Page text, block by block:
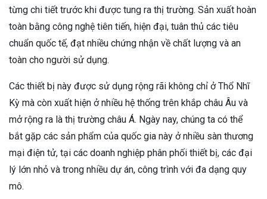
từng chi tiết trước khi được tung ra thị trường. Sản xuất hoàn
toàn bằng công nghệ tiên tiến, hiện đại, tuân thủ các tiêu
chuẩn quốc tế, đạt nhiều chứng nhận về chất lượng và an
toàn cho người sử dụng.
Các thiết bị này được sử dụng rộng rãi không chỉ ở Thổ Nhĩ
Kỳ mà còn xuất hiện ở nhiều hệ thống trên khắp châu Âu và
mở rộng ra là thị trường châu Á. Ngày nay, chúng ta có thể
bắt gặp các sản phẩm của quốc gia này ở nhiều sàn thương
mại điện tử, tại các doanh nghiệp phân phối thiết bị, các đại
lý lớn nhỏ và trong nhiều dự án, công trình với đa dạng quy
mô.